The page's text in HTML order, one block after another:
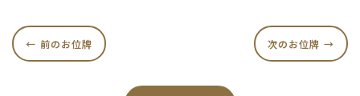
前のお位牌 次のお位牌